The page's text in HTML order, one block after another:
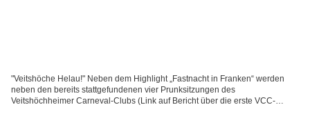
"Veitshöche Helau!" Neben dem Highlight „Fastnacht in Franken“ werden
neben den bereits stattgefundenen vier Prunksitzungen des
Veitshöchheimer Carneval-Clubs (Link auf Bericht über die erste VCC-